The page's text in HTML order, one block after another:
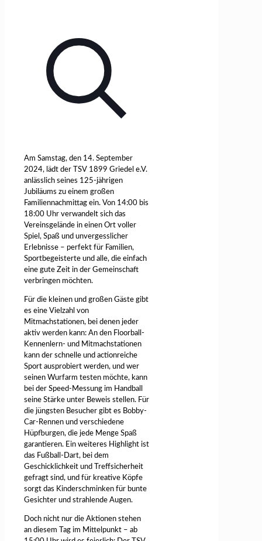
Am Samstag, den 14. September
2024, lädt der TSV 1899 Griedel e.V.
anlässlich seines 125-jährigen
Jubiläums zu einem großen
Familiennachmittag ein. Von 14:00 bis
18:00 Uhr verwandelt sich das
Vereinsgelände in einen Ort voller
Spiel, Spaß und unvergesslicher
Erlebnisse – perfekt für Familien,
Sportbegeisterte und alle, die einfach
eine gute Zeit in der Gemeinschaft
verbringen möchten.
Für die kleinen und großen Gäste gibt
es eine Vielzahl von
Mitmachstationen, bei denen jeder
aktiv werden kann: An den Floorball-
Kennenlern- und Mitmachstationen
kann der schnelle und actionreiche
Sport ausprobiert werden, und wer
seinen Wurfarm testen möchte, kann
bei der Speed-Messung im Handball
seine Stärke unter Beweis stellen. Für
die jüngsten Besucher gibt es Bobby-
Car-Rennen und verschiedene
Hüpfburgen, die jede Menge Spaß
garantieren. Ein weiteres Highlight ist
das Fußball-Dart, bei dem
Geschicklichkeit und Treffsicherheit
gefragt sind, und für kreative Köpfe
sorgt das Kinderschminken für bunte
Gesichter und strahlende Augen.
Doch nicht nur die Aktionen stehen
an diesem Tag im Mittelpunkt – ab